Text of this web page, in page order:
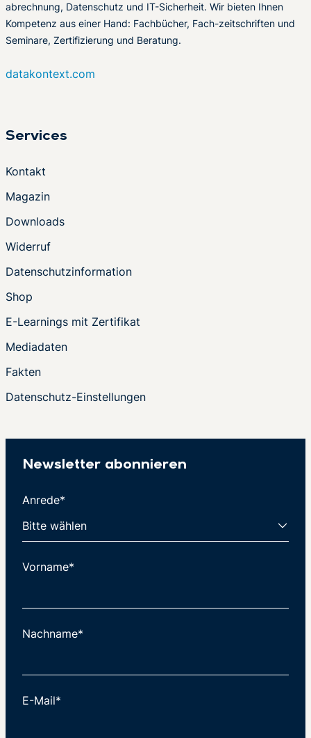
abrechnung, Datenschutz und IT-Sicherheit. Wir bieten Ihnen
Kompetenz aus einer Hand: Fachbücher, Fach-zeitschriften und
Seminare, Zertifizierung und Beratung.
datakontext.com
Services
Kontakt
Magazin
Downloads
Widerruf
Datenschutzinformation
Shop
E-Learnings mit Zertifikat
Mediadaten
Fakten
Datenschutz-Einstellungen
Newsletter abonnieren
Anrede*
Vorname*
Nachname*
E-Mail*